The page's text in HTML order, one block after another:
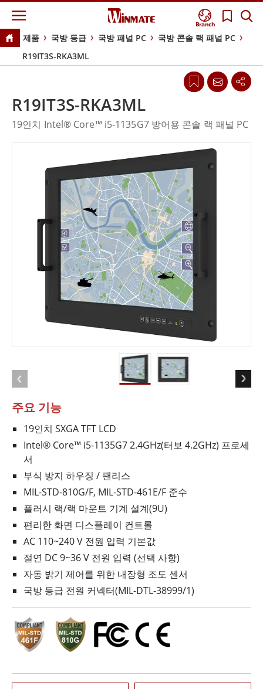
Branch
제품 국방 등급 국방 패널 PC
국방 콘솔 랙 패널 PC
R19IT3S-RKA3ML
주요 기능
19인치 SXGA TFT LCD
Intel® Core™ i5-1135G7 2.4GHz(터보 4.2GHz) 프로세
서
부식 방지 하우징 / 팬리스
MIL-STD-810G/F, MIL-STD-461E/F 준수
플러시 랙/랙 마운트 기계 설계(9U)
편리한 화면 디스플레이 컨트롤
AC 110~240 V 전원 입력 기본값
절연 DC 9~36 V 전원 입력 (선택 사항)
자동 밝기 제어를 위한 내장형 조도 센서
국방 등급 전원 커넥터(MIL-DTL-38999/1)
R19IT3S-RKA3ML
19인치 Intel® Core™ i5-1135G7 방어용 콘솔 랙 패널 PC